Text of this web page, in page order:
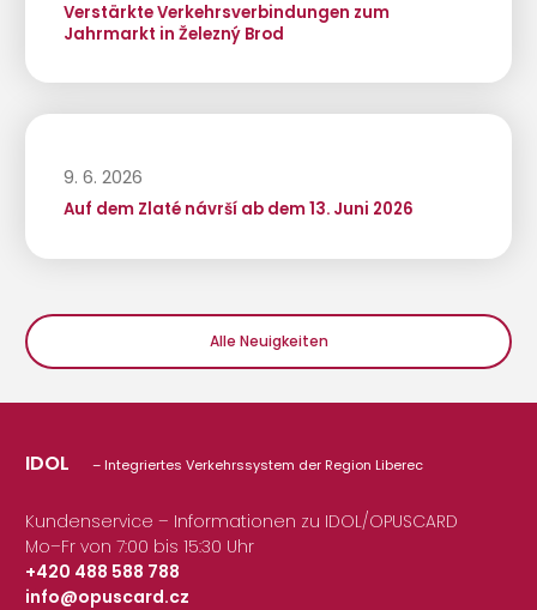
Verstärkte Verkehrsverbindungen zum
Jahrmarkt in Železný Brod
9. 6. 2026
Auf dem Zlaté návrší ab dem 13. Juni 2026
Alle Neuigkeiten
IDOL – Integriertes Verkehrssystem der Region Liberec
Kundenservice – Informationen zu IDOL/OPUSCARD
Mo–Fr von 7:00 bis 15:30 Uhr
+420 488 588 788
|
info@opuscard.cz